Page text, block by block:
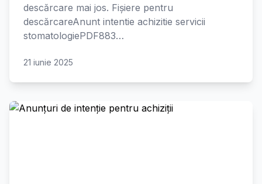
descărcare mai jos. Fișiere pentru
descărcareAnunt intentie achizitie servicii
stomatologiePDF883…
21 iunie 2025